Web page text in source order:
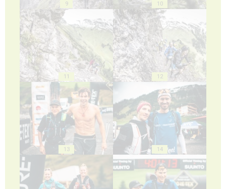
9 10
11 12
13 14